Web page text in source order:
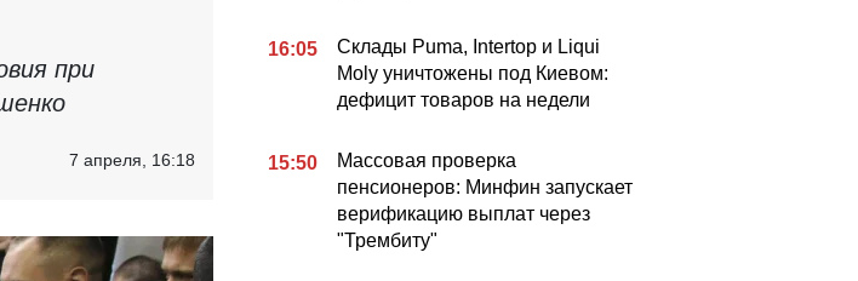
при
7 апреля, 16:18
16:05
Склады Puma, Intertop и Liqui
Moly уничтожены под Киевом:
дефицит товаров на недели
15:50
Массовая проверка
пенсионеров: Минфин запускает
верификацию выплат через
"Трембиту"